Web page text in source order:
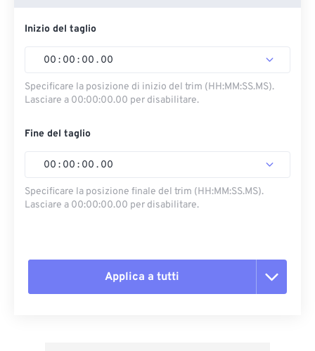
Inizio del taglio
00 : 00 : 00 . 00
Specificare la posizione di inizio del trim (HH:MM:SS.MS).
Lasciare a 00:00:00.00 per disabilitare.
Fine del taglio
00 : 00 : 00 . 00
Specificare la posizione finale del trim (HH:MM:SS.MS).
Lasciare a 00:00:00.00 per disabilitare.
Applica a tutti